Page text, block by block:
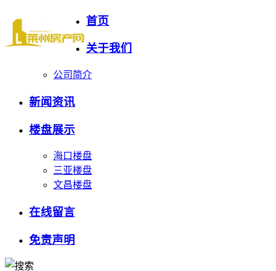
首页
关于我们
公司简介
新闻资讯
楼盘展示
海口楼盘
三亚楼盘
文昌楼盘
在线留言
免责声明